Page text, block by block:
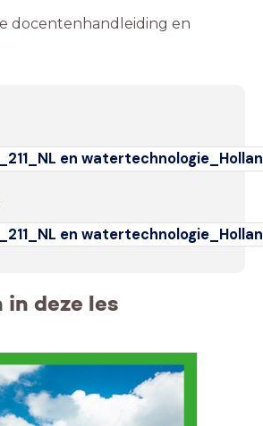
docentenhandleiding en
en
en
in deze les